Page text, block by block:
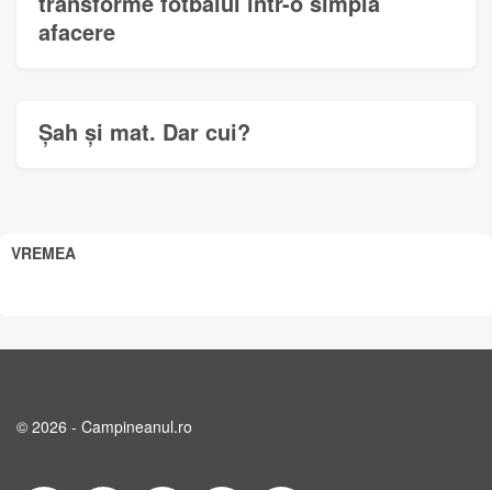
afacere
Șah și mat. Dar cui?
VREMEA
© 2026 - Campineanul.ro